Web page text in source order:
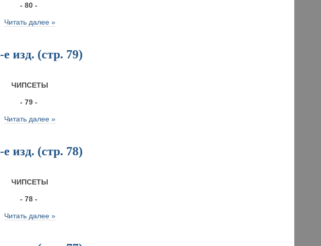
- 80 -
Читать далее »
изд. (стр. 79)
ЧИПСЕТЫ
- 79 -
Читать далее »
изд. (стр. 78)
ЧИПСЕТЫ
- 78 -
Читать далее »